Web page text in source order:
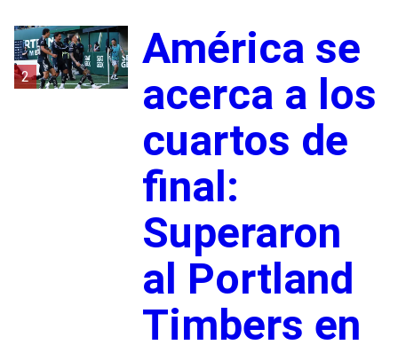
2
América se
acerca a los
cuartos de
final:
Superaron
al Portland
Timbers en